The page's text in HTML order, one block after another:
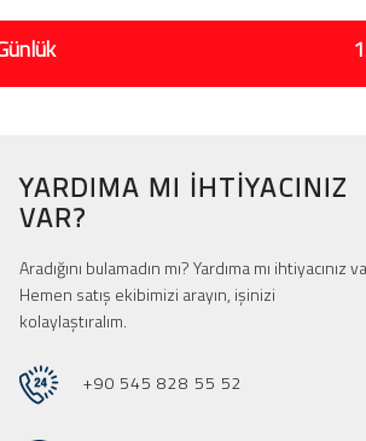
YARDIMA MI IHTIYACINIZ
VAR?
Aradığını bulamadın mı? Yardıma mı ihtiyacınız
Hemen satış ekibimizi arayın, işinizi
kolaylaştıralım.
+90 545 828 55 52